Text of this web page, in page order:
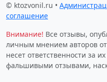
© ktozvonil.ru •
соглашение
Внимание! Все отзывы,
личным мнением авторов
несет ответственности за
фальшивыми отзывами,